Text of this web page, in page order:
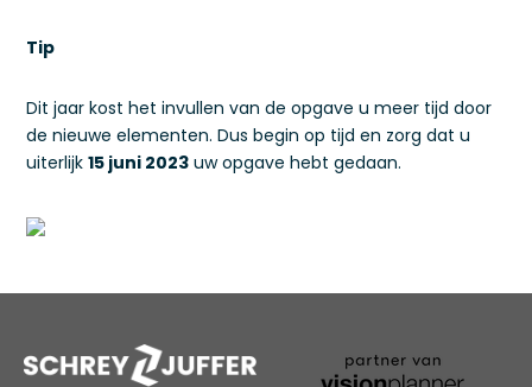
Tip
Dit jaar kost het invullen van de opgave u meer tijd door
de nieuwe elementen. Dus begin op tijd en zorg dat u
uiterlijk15 juni 2023 uw opgave hebt gedaan.